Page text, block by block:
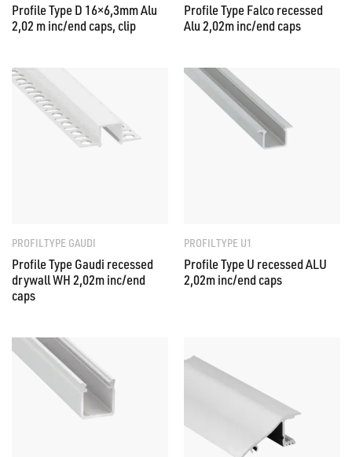
Profile Type D 16×6,3mm Alu
2,02 m inc/end caps, clip
Profile Type Falco recessed
Alu 2,02m inc/end caps
PROFILTYPE GAUDI
Profile Type Gaudi recessed
drywall WH 2,02m inc/end
caps
PROFILTYPE U1
Profile Type U recessed ALU
2,02m inc/end caps